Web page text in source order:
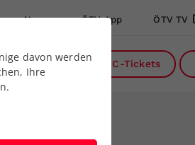
News ÖTV App ÖTV TV
Über uns DC-Tickets
davon werden
Ihre